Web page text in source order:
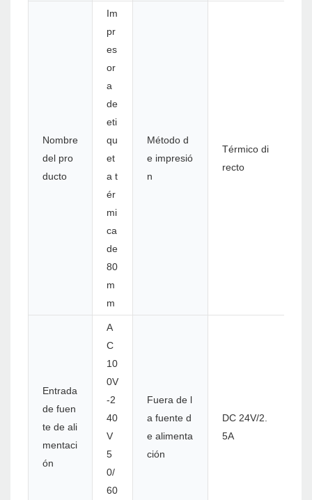
Nombre
del pro
ducto
Im
pr
es
or
a
de
eti
qu
et
a t
ér
mi
ca
de
80
m
m
Método d
e impresió
n
Térmico di
recto
Entrada
de fuen
te de ali
mentaci
ón
A
C
10
0V
-2
40
V
5
0/
60
Fuera de l
a fuente d
e alimenta
ción
DC 24V/2.
5A